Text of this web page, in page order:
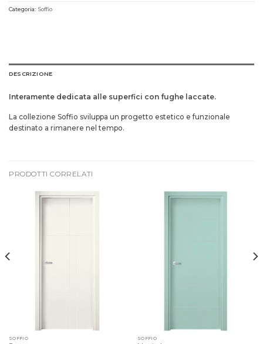
Categoria: Soffio
DESCRIZIONE
Interamente dedicata alle superfici con fughe laccate.
La collezione Soffio sviluppa un progetto estetico e funzionale
destinato a rimanere nel tempo.
PRODOTTI CORRELATI
SOFFIO SOFFIO